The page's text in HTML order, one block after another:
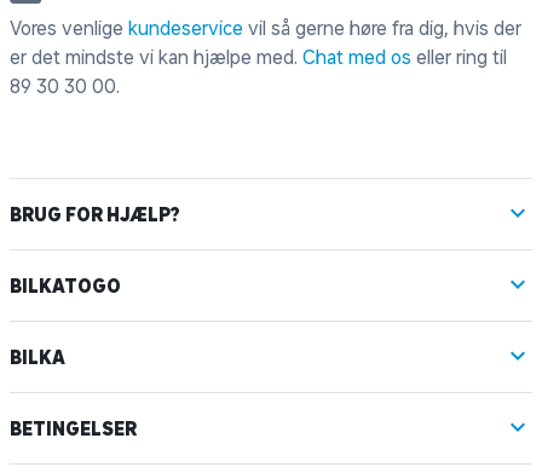
Vores venlige kundeservice vil så gerne høre fra dig, hvis der
er det mindste vi kan hjælpe med. Chat med os eller ring til
89 30 30 00.
BRUG FOR HJÆLP?
BILKATOGO
BILKA
BETINGELSER